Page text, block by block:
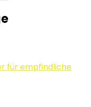
für empfindliche